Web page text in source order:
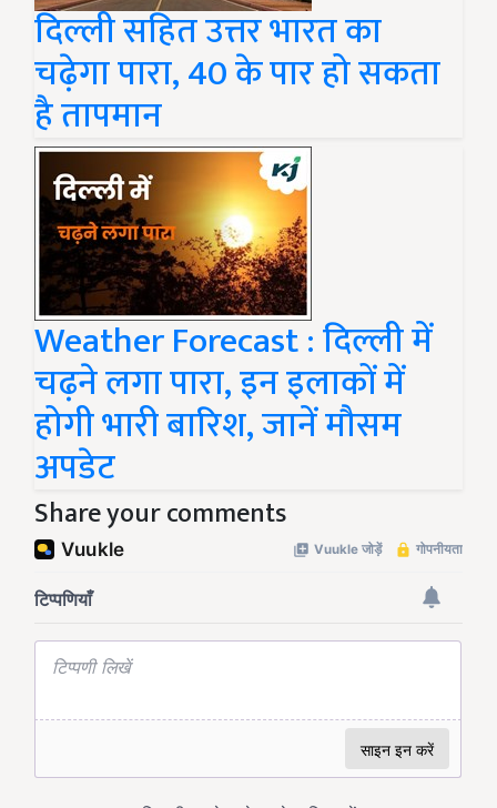
दिल्ली सहित उत्तर भारत का
चढ़ेगा पारा, 40 के पार हो सकता
है तापमान
Weather Forecast : दिल्ली में
चढ़ने लगा पारा, इन इलाकों में
होगी भारी बारिश, जानें मौसम
अपडेट
Share your comments